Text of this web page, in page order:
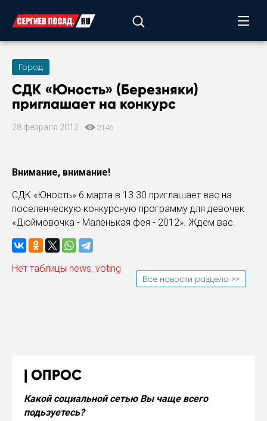
Город
СДК «Юность» (Березняки)
приглашает на конкурс
28 февраля 2012 2146
Внимание, внимание!
СДК «Юность» 6 марта в 13.30 приглашает вас на
поселенческую конкурсную программу для девочек
«Дюймовочка - Маленькая фея - 2012». Ждём вас.
Нет таблицы news_voting
Все новости раздела >>
ОПРОС
Какой социальной сетью Вы чаще всего
подьзуетесь?